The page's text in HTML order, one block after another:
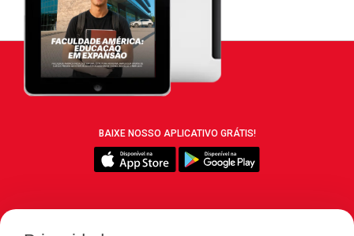
BAIXE NOSSO APLICATIVO GRÁTIS!